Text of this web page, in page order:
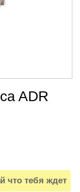
ADR
что тебя ждет